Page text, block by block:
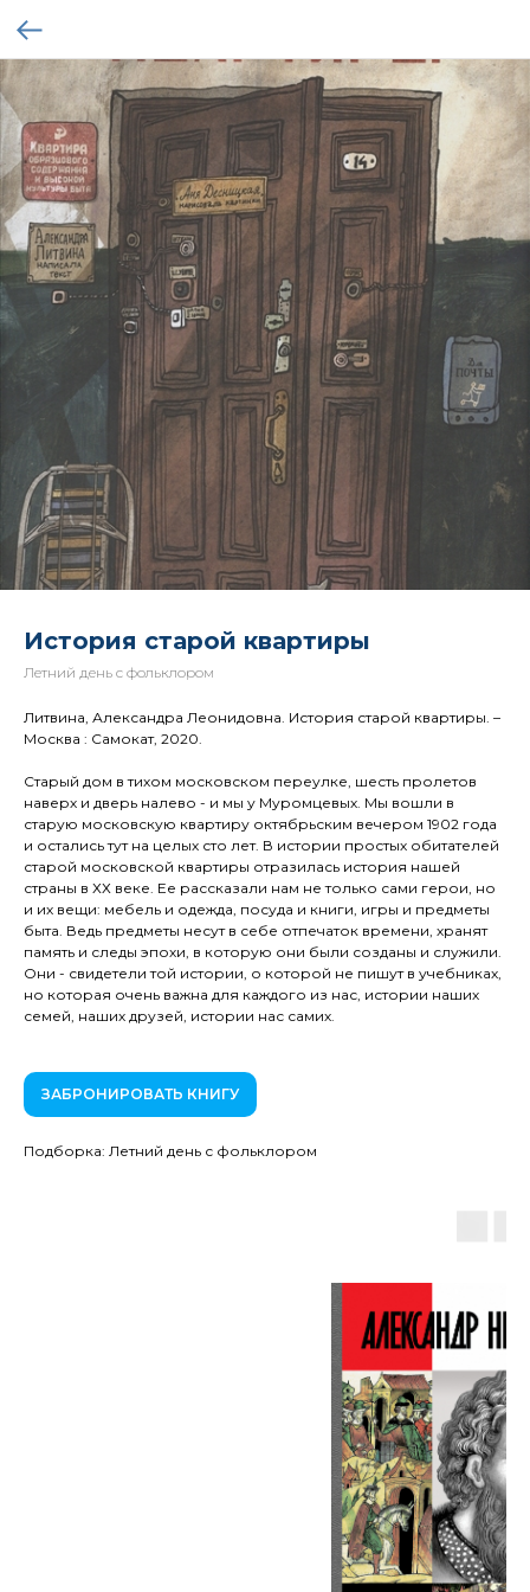
История старой квартиры
Летний день с фольклором
Литвина, Александра Леонидовна. История старой квартиры. –
Москва : Самокат, 2020.
Старый дом в тихом московском переулке, шесть пролетов
наверх и дверь налево - и мы у Муромцевых. Мы вошли в
старую московскую квартиру октябрьским вечером 1902 года
и остались тут на целых сто лет. В истории простых обитателей
старой московской квартиры отразилась история нашей
страны в ХХ веке. Ее рассказали нам не только сами герои, но
и их вещи: мебель и одежда, посуда и книги, игры и предметы
быта. Ведь предметы несут в себе отпечаток времени, хранят
память и следы эпохи, в которую они были созданы и служили.
Они - свидетели той истории, о которой не пишут в учебниках,
но которая очень важна для каждого из нас, истории наших
семей, наших друзей, истории нас самих.
ЗАБРОНИРОВАТЬ КНИГУ
Подборка: Летний день с фольклором